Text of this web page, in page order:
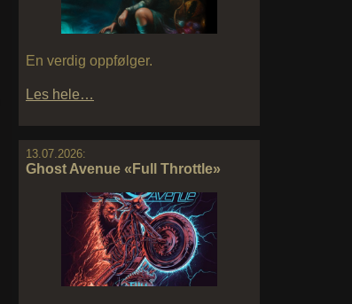
En verdig oppfølger.
Les hele…
13.07.2026:
Ghost Avenue «Full Throttle»